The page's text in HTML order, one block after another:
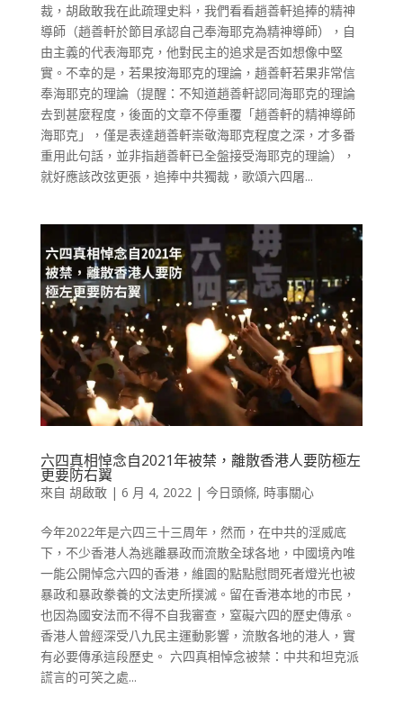
裁，胡啟敢我在此疏理史料，我們看看趙善軒追捧的精神
導師（趙善軒於節目承認自己奉海耶克為精神導師），自
由主義的代表海耶克，他對民主的追求是否如想像中堅
實。不幸的是，若果按海耶克的理論，趙善軒若果非常信
奉海耶克的理論（提醒：不知道趙善軒認同海耶克的理論
去到甚麼程度，後面的文章不停重覆「趙善軒的精神導師
海耶克」，僅是表達趙善軒崇敬海耶克程度之深，才多番
重用此句話，並非指趙善軒已全盤接受海耶克的理論），
就好應該改弦更張，追捧中共獨裁，歌頌六四屠...
六四真相悼念自2021年被禁，離散香港人要防極左
更要防右翼
來自 胡啟敢| 6 月 4, 2022| 今日頭條, 時事關心
今年2022年是六四三十三周年，然而，在中共的淫威底
下，不少香港人為逃離暴政而流散全球各地，中國境內唯
一能公開悼念六四的香港，維園的點點慰問死者燈光也被
暴政和暴政豢養的文法吏所撲滅。留在香港本地的市民，
也因為國安法而不得不自我審查，窒礙六四的歷史傳承。
香港人曾經深受八九民主運動影響，流散各地的港人，實
有必要傳承這段歷史。 六四真相悼念被禁：中共和坦克派
謊言的可笑之處...